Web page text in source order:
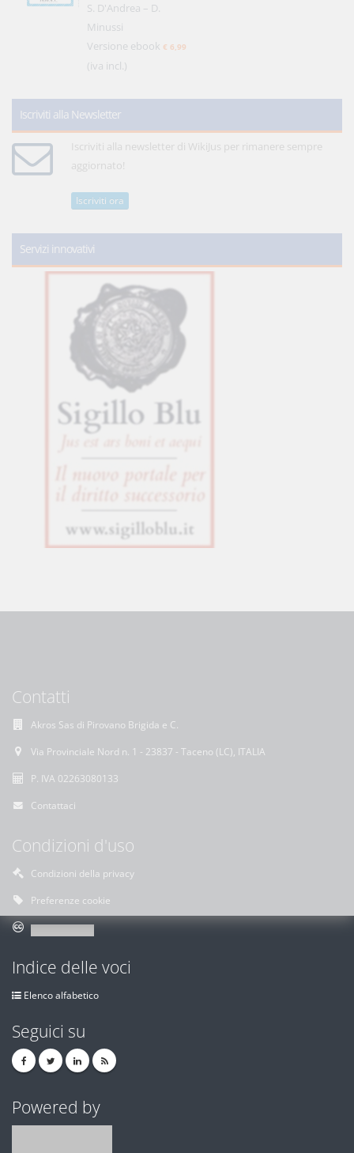
S. D'Andrea – D.
Minussi
Versione ebook € 6,99
(iva incl.)
Iscriviti alla Newsletter
Iscriviti alla newsletter di WikiJus per rimanere sempre
aggiornato!
Iscriviti ora
Servizi innovativi
Contatti
Akros Sas di Pirovano Brigida e C.
Via Provinciale Nord n. 1 - 23837 - Taceno (LC), ITALIA
P. IVA 02263080133
Contattaci
Condizioni d'uso
Condizioni della privacy
Preferenze cookie
Indice delle voci
Elenco alfabetico
Seguici su
Powered by